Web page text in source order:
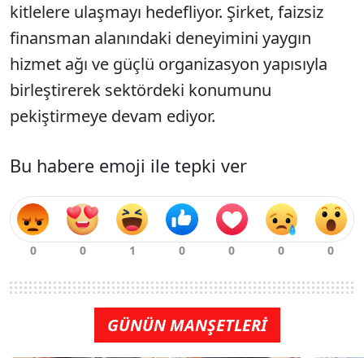
kitlelere ulaşmayı hedefliyor. Şirket, faizsiz
finansman alanındaki deneyimini yaygın
hizmet ağı ve güçlü organizasyon yapısıyla
birleştirerek sektördeki konumunu
pekiştirmeye devam ediyor.
Bu habere emoji ile tepki ver
GÜNÜN MANŞETLERİ